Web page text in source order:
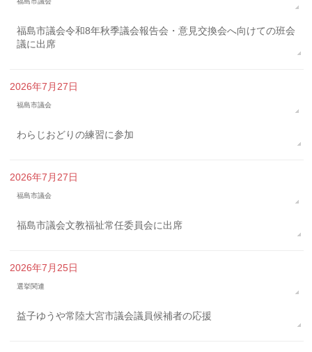
福島市議会令和8年秋季議会報告会・意見交換会へ向けての班会
議に出席
2026年7月27日
福島市議会
わらじおどりの練習に参加
2026年7月27日
福島市議会
福島市議会文教福祉常任委員会に出席
2026年7月25日
選挙関連
益子ゆうや常陸大宮市議会議員候補者の応援